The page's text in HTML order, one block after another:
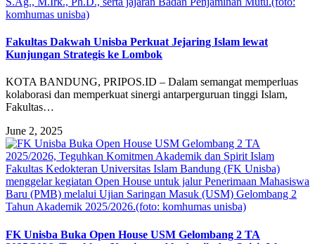
komhumas unisba)
Fakultas Dakwah Unisba Perkuat Jejaring Islam lewat
Kunjungan Strategis ke Lombok
KOTA BANDUNG, PRIPOS.ID – Dalam semangat memperluas
kolaborasi dan memperkuat sinergi antarperguruan tinggi Islam,
Fakultas…
June 2, 2025
Fakultas Kedokteran Universitas Islam Bandung (FK Unisba)
menggelar kegiatan Open House untuk jalur Penerimaan Mahasiswa
Baru (PMB) melalui Ujian Saringan Masuk (USM) Gelombang 2
Tahun Akademik 2025/2026.(foto: komhumas unisba)
FK Unisba Buka Open House USM Gelombang 2 TA